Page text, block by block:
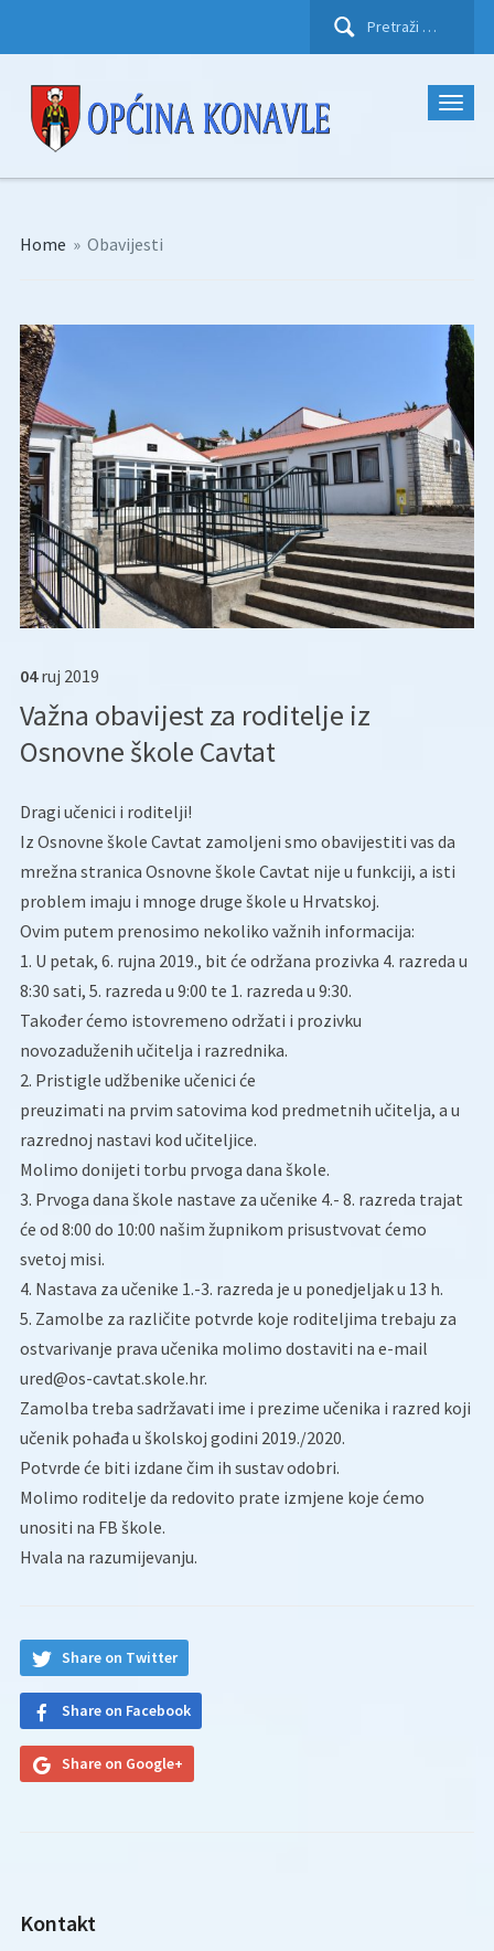
Pretraži:
Home » Obavijesti
04 ruj 2019
Važna obavijest za roditelje iz
Osnovne škole Cavtat
Dragi učenici i roditelji!
Iz Osnovne škole Cavtat zamoljeni smo obavijestiti vas da
mrežna stranica Osnovne škole Cavtat nije u funkciji, a isti
problem imaju i mnoge druge škole u Hrvatskoj.
Ovim putem prenosimo nekoliko važnih informacija:
1. U petak, 6. rujna 2019., bit će održana prozivka 4. razreda u
8:30 sati, 5. razreda u 9:00 te 1. razreda u 9:30.
Također ćemo istovremeno održati i prozivku
novozaduženih učitelja i razrednika.
2. Pristigle udžbenike učenici će
preuzimati na prvim satovima kod predmetnih učitelja, a u
razrednoj nastavi kod učiteljice.
Molimo donijeti torbu prvoga dana škole.
3. Prvoga dana škole nastave za učenike 4.- 8. razreda trajat
će od 8:00 do 10:00 našim župnikom prisustvovat ćemo
svetoj misi.
4. Nastava za učenike 1.-3. razreda je u ponedjeljak u 13 h.
5. Zamolbe za različite potvrde koje roditeljima trebaju za
ostvarivanje prava učenika molimo dostaviti na e-mail
ured@os-cavtat.skole.hr.
Zamolba treba sadržavati ime i prezime učenika i razred koji
učenik pohađa u školskoj godini 2019./2020.
Potvrde će biti izdane čim ih sustav odobri.
Molimo roditelje da redovito prate izmjene koje ćemo
unositi na FB škole.
Hvala na razumijevanju.
Share on Twitter
Share on Facebook
Share on Google+
Kontakt